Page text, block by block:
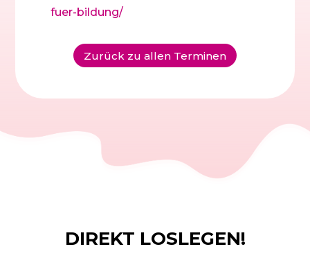
fuer-bildung/
Zurück zu allen Terminen
DIREKT LOSLEGEN!